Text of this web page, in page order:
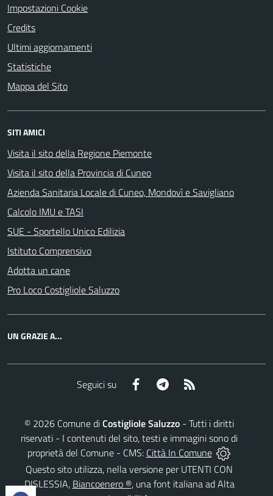
Impostazioni Cookie
Credits
Ultimi aggiornamenti
Statistiche
Mappa del Sito
SITI AMICI
Visita il sito della Regione Piemonte
Visita il sito della Provincia di Cuneo
Azienda Sanitaria Locale di Cuneo, Mondovì e Savigliano
Calcolo IMU e TASI
SUE - Sportello Unico Edilizia
Istituto Comprensivo
Adotta un cane
Pro Loco Costigliole Saluzzo
UN GRAZIE A...
Seguici su Facebook Telegram
© 2026 Comune diCostigliole Saluzzo - Tutti i diritti
riservati - I contenuti del sito, testi e immagini sono di
proprietà del Comune - CMS: Città In Comune
Questo sito utilizza, nella versione per UTENTI CON
DISLESSIA, Biancoenero ®, una font italiana ad Alta